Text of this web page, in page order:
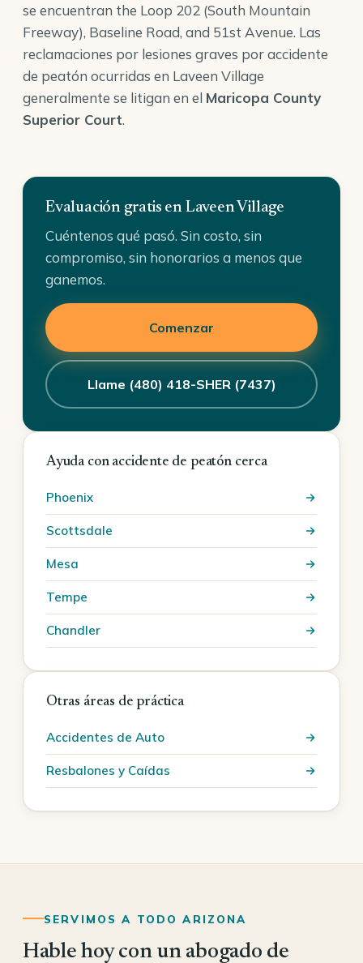
se encuentran the Loop 202 (South Mountain
Freeway), Baseline Road, and 51st Avenue. Las
reclamaciones por lesiones graves por accidente
de peatón ocurridas en Laveen Village
generalmente se litigan en el Maricopa County
Superior Court.
Evaluación gratis en Laveen Village
Cuéntenos qué pasó. Sin costo, sin
compromiso, sin honorarios a menos que
ganemos.
Comenzar
Llame (480) 418-SHER (7437)
Ayuda con accidente de peatón cerca
Phoenix
Scottsdale
Mesa
Tempe
Chandler
Otras áreas de práctica
Accidentes de Auto
Resbalones y Caídas
SERVIMOS A TODO ARIZONA
Hable hoy con un abogado de